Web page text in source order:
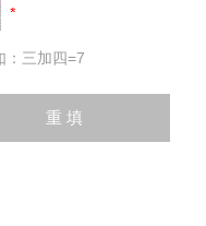
：三加四=7